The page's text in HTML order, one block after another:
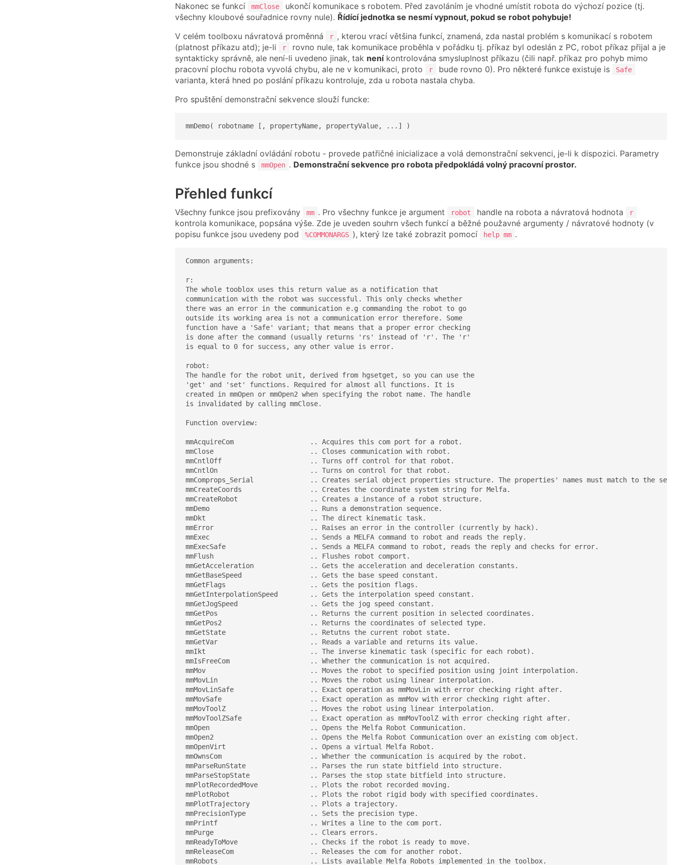
Nakonec se funkcí
mmClose
ukončí komunikace s robotem. Před zavoláním je vhodné umístit robota do výchozí pozice (tj.
všechny kloubové souřadnice rovny nule). Řídící jednotka se nesmí vypnout, pokud se robot pohybuje!
V celém toolboxu návratová proměnná
r , kterou vrací většina funkcí, znamená, zda nastal problém s komunikací s robotem
(platnost příkazu atd); je-li
r
rovno nule, tak komunikace proběhla v pořádku tj. příkaz byl odeslán z PC, robot příkaz přijal a je
syntakticky správně, ale není-li uvedeno jinak, tak neníkontrolována smysluplnost příkazu (čili např. příkaz pro pohyb mimo
pracovní plochu robota vyvolá chybu, ale ne v komunikaci, proto
r bude rovno 0). Pro některé funkce existuje is Safe
varianta, která hned po poslání příkazu kontroluje, zda u robota nastala chyba.
Pro spuštění demonstrační sekvence slouží funcke:
mmDemo( robotname [, propertyName, propertyValue, ...] )
Demonstruje základní ovládání robotu - provede patřičné inicializace a volá demonstrační sekvenci, je-li k dispozici. Parametry
funkce jsou shodné s
mmOpen . Demonstrační sekvence pro robota předpokládá volný pracovní prostor.
Přehled funkcí
Všechny funkce jsou prefixovány mm . Pro všechny funkce je argument robot handle na robota a návratová hodnota r
kontrola komunikace, popsána výše. Zde je uveden souhrn všech funkcí a běžné použavné argumenty / návratové hodnoty (v
popisu funkce jsou uvedeny pod
%COMMONARGS ), který lze také zobrazit pomocí help mm .
Common arguments:
r:
The whole tooblox uses this return value as a notification that
communication with the robot was successful. This only checks whether
there was an error in the communication e.g commanding the robot to go
outside its working area is not a communication error therefore. Some
function have a 'Safe' variant; that means that a proper error checking
is done after the command (usually returns 'rs' instead of 'r'. The 'r'
is equal to 0 for success, any other value is error.
robot:
The handle for the robot unit, derived from hgsetget, so you can use the
'get' and 'set' functions. Required for almost all functions. It is
created in mmOpen or mmOpen2 when specifying the robot name. The handle
is invalidated by calling mmClose.
Function overview:
mmAcquireCom                   .. Acquires this com port for a robot.
mmClose                        .. Closes communication with robot.
mmCntlOff                      .. Turns off control for that robot.
mmCntlOn                       .. Turns on control for that robot.
mmComprops_Serial              .. Creates serial object properties structure. The properties' names must match to the
mmCreateCoords                 .. Creates the coordinate system string for Melfa.
mmCreateRobot                  .. Creates a instance of a robot structure.
mmDemo                         .. Runs a demonstration sequence.
mmDkt                          .. The direct kinematic task.
mmError                        .. Raises an error in the controller (currently by hack).
mmExec                         .. Sends a MELFA command to robot and reads the reply.
mmExecSafe                     .. Sends a MELFA command to robot, reads the reply and checks for error.
mmFlush                        .. Flushes robot comport.
mmGetAcceleration              .. Gets the acceleration and deceleration constants.
mmGetBaseSpeed                 .. Gets the base speed constant.
mmGetFlags                     .. Gets the position flags.
mmGetInterpolationSpeed        .. Gets the interpolation speed constant.
mmGetJogSpeed                  .. Gets the jog speed constant.
mmGetPos                       .. Returns the current position in selected coordinates.
mmGetPos2                      .. Returns the coordinates of selected type.
mmGetState                     .. Retutns the current robot state.
mmGetVar                       .. Reads a variable and returns its value.
mmIkt                          .. The inverse kinematic task (specific for each robot).
mmIsFreeCom                    .. Whether the communication is not acquired.
mmMov                          .. Moves the robot to specified position using joint interpolation.
mmMovLin                       .. Moves the robot using linear interpolation.
mmMovLinSafe                   .. Exact operation as mmMovLin with error checking right after.
mmMovSafe                      .. Exact operation as mmMov with error checking right after.
mmMovToolZ                     .. Moves the robot using linear interpolation.
mmMovToolZSafe                 .. Exact operation as mmMovToolZ with error checking right after.
mmOpen                         .. Opens the Melfa Robot Communication.
mmOpen2                        .. Opens the Melfa Robot Communication over an existing com object.
mmOpenVirt                     .. Opens a virtual Melfa Robot.
mmOwnsCom                      .. Whether the communication is acquired by the robot.
mmParseRunState                .. Parses the run state bitfield into structure.
mmParseStopState               .. Parses the stop state bitfield into structure.
mmPlotRecordedMove             .. Plots the robot recorded moving.
mmPlotRobot                    .. Plots the robot rigid body with specified coordinates.
mmPlotTrajectory               .. Plots a trajectory.
mmPrecisionType                .. Sets the precision type.
mmPrintf                       .. Writes a line to the com port.
mmPurge                        .. Clears errors.
mmReadyToMove                  .. Checks if the robot is ready to move.
mmReleaseCom                   .. Releases the com for another robot.
mmRobots                       .. Lists available Melfa Robots implemented in the toolbox.